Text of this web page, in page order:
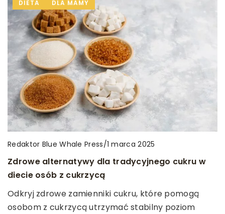
GRY I ZABAWY
infanterplace /29 marca 2023
Jakie korzyści da dziecku zabawa klockami?
Bycie dzieckiem to dla człowieka z pewnością
najintensywniejszy okres, jeśli chodzi o naukę i
poznawanie świata.
DIETA DLA MAMY
Redaktor Blue Whale Press/1 marca 2025
Zdrowe alternatywy dla tradycyjnego cukru w
diecie osób z cukrzycą
Odkryj zdrowe zamienniki cukru, które pomogą
osobom z cukrzycą utrzymać stabilny poziom
INNE
Redaktor Blue Whale Press/20 czerwca 2024
Efektywne szkolenia online – sposób na rozwój
Twojego biznesu!
Poznaj możliwości, jakie niesie ze sobą edukacja
online dla Twojego biznesu. Dowiedz się, dlaczego